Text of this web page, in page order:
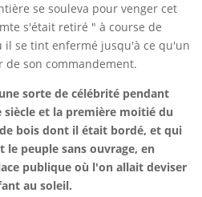
se souleva pour venger cet
s'était retiré " à course de
il se tint enfermé jusqu'à ce qu'un
son commandement.
sorte de célébrité pendant
et la première moitié du
bois dont il était bordé, et qui
peuple sans ouvrage, en
publique où l'on allait deviser
au soleil.